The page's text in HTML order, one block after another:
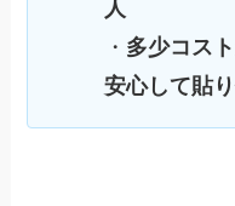
人
・ 多少コス
安心して貼